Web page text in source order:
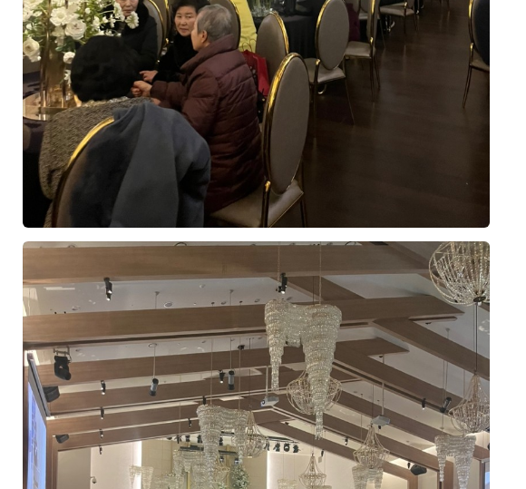
해산물 코너
평소에 해산물 귀신인 제가 가장 눈여겨본 구역인데요!
뷔페 다닐 때 어르신들이
제일 먼저 발길을 돌리시는 곳이
바로 이 해산물 코너잖아요?
위더스는 홍게, 문어, 소라, 굴, 제철 회까지
알차게 구성되어 있어서
부모님도 정말 만족스러워하셨어요.
'음식 신선하고 신경 많이 썼네' 하시는 말씀에
내심 속으로 뿌듯했답니다
광어, 연어, 새우, 장어 초밥부터 롤 종류까지
색감까지 맞춰서 깔끔하게 세팅되어 있었어요.
접시에 담으면서도 기분이 좋더라고요!
회도 쫄깃하고 신선해서 한 접시 가득 담아와서
정말 맛있게 먹었습니다.
고기 코너
뷔페의 꽃은 뭐니 뭐니 해도
역시 즉석에서 구워주는 스테이크 아니겠어요?
느낌은 있었는데. 홀이 이뻐서 이정도는 감안할 수 있겠다
라는 생각이들었습니다.
위더스홀 이후 3곳을 더 투어했지만, 처음 봤던 홀의 웅장
함과 감탄을 잊을 수 없었고, 미래 아내가 주인공으로 집중
받았으면 좋겠어서 저희는 처음 투어했던 위더스 아모르홀
로 계약을 진행했답니다 ??
긴글읽어주셔서 감사합니다.
분위기가 부담스럽지 않았고, 저희가 생각했던 조건과 견
적도 잘 맞아 최종적으로 계약하게 되었습니다. 실제 예식
일까지 남은 준비도 잘 진행해서 밝고 화사한 아모르홀에
서 만족스러운 결혼식을 올리고 싶습니다.
디저트도 과일, 케이크, 떡 등 여러 종류가 준비되어 있어
식사를 마무리하기 좋았습니다. 메인 음식뿐 아니라 후식
까지 선택지가 다양하다는 점도 마음에 들었습니다.
직원분들께서 빈 접시도 빨리빨리 치워주시고, 음식이 부
족하지 않도록 수시로 확인해 주셔서 편안하게 식사할 수
있었습니다.
직접 시식해 보니 하객분들께 무리 없이 만족스러운 식사
를 대접할 수 있을 것 같아 안심이 되었습니다. 음식 구성
과 맛, 서비스까지 전체적으로 고르게 잘 준비된 시식이었
오상철, 이예림 2026-08-02 7명 읽음
웨딩그룹위더스 영등포점으로 계약한 이유를 남겨봐요.
가장 큰 이유는 상담이었어요. 플래너님이 전문성도 있으
시고, 처음이라 헷갈리는 부분들도 이해하기 쉽게 설명해
주셔서 믿음이 갔거든요.
두 번째는 웨딩그룹이라 스드메, 한복, 헤어메이크업까지
필요하면 한 곳에서 다 해결 가능하다는 점이었어요. 저희
는 스드메를 이미 다른 곳에서 계약한 상태였지만, 상담 때
들은 금액도 나쁘지 않아서 여기서 했어도 괜찮았겠다 싶
었어요. 웨딩링 업체도 소개해주셨고, 원하는 날짜·시간에
예약 가능했던 것도 결정에 한몫했어요.
위치도 계약 이유 중 하나예요. 영등포라 지방에서 오시는
하객뿐 아니라 서울 사시는 분들도 찾아오기 편하고, 영등
포시장역에서 도보로 이동 가능하거든요. 내부주차장 만차
시엔 외부 영남주차장으로 셔틀 운행해주신다고 해서 주차
걱정도 덜었어요.
백승덕, 이새별 2026-08-02 11명 읽음 0
9월 예식을 앞두고 신부와 양가 어머님을 모시고 네 명이
서 시식을 다녀온 예비신랑입니다.
방문 전에는 당일 예식 하객분들과 섞여 식사하게 되는 건
아닌지 걱정했는데, 시식 팀들을 위한 연회장을 따로 안내
해 주셔서 편안한 분위기에서 천천히 맛볼 수 있었습니다.
더 보기
10장